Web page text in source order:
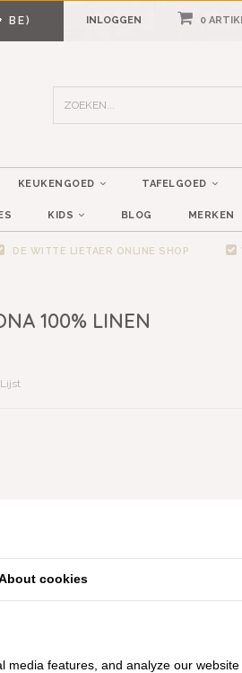
BE) INLOGGEN 0
KEUKENGOED TAFELGOED
KIDS BLOG MERKEN
DE WITTE LIETAER ONLINE SHOP
100% LINEN
Lijst
cookies
features, and analyze our